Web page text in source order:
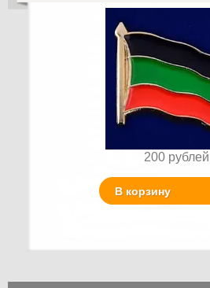
200 рублей
В корзину